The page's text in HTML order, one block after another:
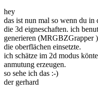
hey
das ist nun mal so wenn du in
die 3d eigneschaften. ich
generieren (MRGBZGrapper
die oberflächen einsetzte.
ich schätze im 2d modus
anmutung erzeugen.
so sehe ich das :-)
der gerhard